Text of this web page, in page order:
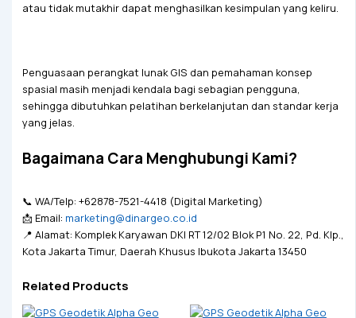
atau tidak mutakhir dapat menghasilkan kesimpulan yang keliru.
Penguasaan perangkat lunak GIS dan pemahaman konsep
spasial masih menjadi kendala bagi sebagian pengguna,
sehingga dibutuhkan pelatihan berkelanjutan dan standar kerja
yang jelas.
Bagaimana Cara Menghubungi Kami?
📞 WA/Telp: +62878-7521-4418 (Digital Marketing)
📩 Email: marketing@dinargeo.co.id
📍 Alamat: Komplek Karyawan DKI RT 12/02 Blok P1 No. 22, Pd. Klp.,
Kota Jakarta Timur, Daerah Khusus Ibukota Jakarta 13450
Related Products